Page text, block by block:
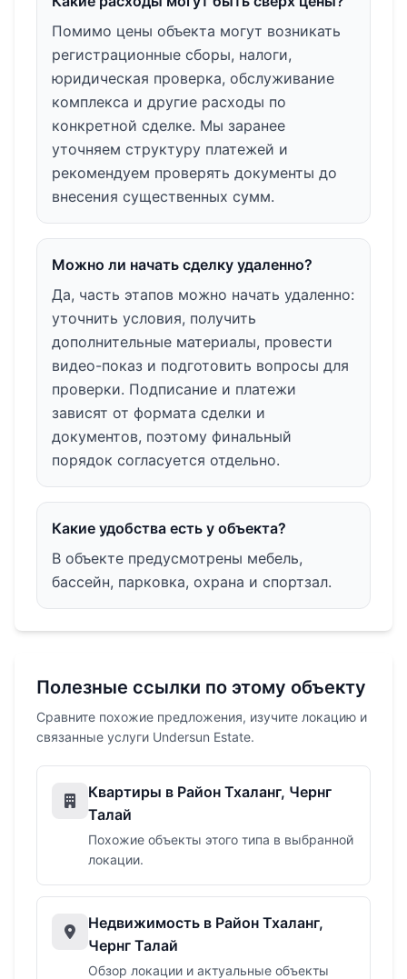
Помимо цены объекта могут возникать
регистрационные сборы, налоги,
юридическая проверка, обслуживание
комплекса и другие расходы по
конкретной сделке. Мы заранее
уточняем структуру платежей и
рекомендуем проверять документы до
внесения существенных сумм.
Можно ли начать сделку удаленно?
Да, часть этапов можно начать удаленно:
уточнить условия, получить
дополнительные материалы, провести
видео-показ и подготовить вопросы для
проверки. Подписание и платежи
зависят от формата сделки и
документов, поэтому финальный
порядок согласуется отдельно.
Какие удобства есть у объекта?
В объекте предусмотрены мебель,
бассейн, парковка, охрана и спортзал.
Полезные ссылки по этому объекту
Сравните похожие предложения, изучите локацию и
связанные услуги Undersun Estate.
Квартиры в Район Тхаланг, Чернг
Талай
Похожие объекты этого типа в выбранной
локации.
Недвижимость в Район Тхаланг,
Чернг Талай
Обзор локации и актуальные объекты